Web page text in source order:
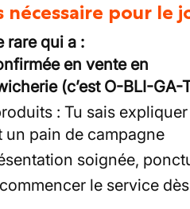
nécessaire pour le
rare qui a :
en vente en
(c’est O-BLI-GA-
: Tu sais
un pain de campagne
soignée,
le service